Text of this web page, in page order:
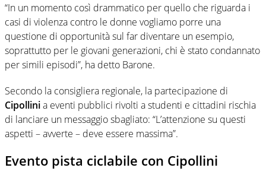
“In un momento così drammatico per quello che riguarda i
casi di violenza contro le donne vogliamo porre una
questione di opportunità sul far diventare un esempio,
soprattutto per le giovani generazioni, chi è stato condannato
per simili episodi”, ha detto Barone.
Secondo la consigliera regionale, la partecipazione di
Cipollinia eventi pubblici rivolti a studenti e cittadini rischia
di lanciare un messaggio sbagliato: “L’attenzione su questi
aspetti – avverte – deve essere massima”.
Evento pista ciclabile con Cipollini